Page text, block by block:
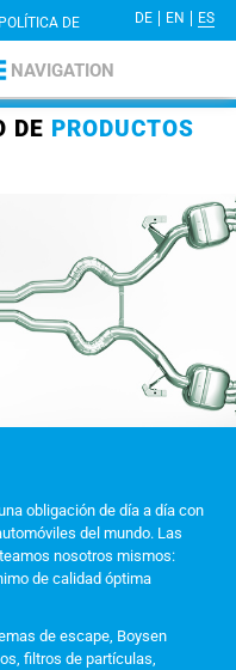
DE EN ES
POLÍTICA DE
NAVIGATION
DE PRODUCTOS
obligación de día a día con
del mundo. Las
nosotros mismos:
de calidad óptima
de escape, Boysen
filtros de partículas,